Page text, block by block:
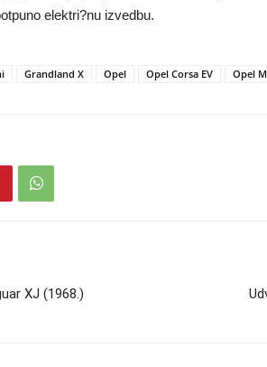
elektri?nu izvedbu.
Grandland X Opel Opel Corsa EV Opel
XJ (1968.)